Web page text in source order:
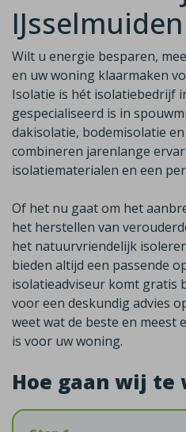
IJsselmuiden
Wilt u energie besparen,
en uw woning klaarmaken
Isolatie is hét isolatiebedrijf
gespecialiseerd is in
dakisolatie, bodemisolatie
combineren jarenlange
isolatiematerialen en een
Of het nu gaat om het
het herstellen van
het natuurvriendelijk
bieden altijd een passende
isolatieadviseur komt gratis
voor een deskundig advies
weet wat de beste en meest
is voor uw woning.
Hoe gaan wij te